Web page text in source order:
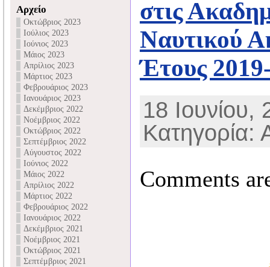
Αρχείο
Οκτώβριος 2023
Ιούλιος 2023
Ιούνιος 2023
Μάιος 2023
Απρίλιος 2023
Μάρτιος 2023
Φεβρουάριος 2023
Ιανουάριος 2023
Δεκέμβριος 2022
Νοέμβριος 2022
Οκτώβριος 2022
Σεπτέμβριος 2022
Αύγουστος 2022
Ιούνιος 2022
Μάιος 2022
Απρίλιος 2022
Μάρτιος 2022
Φεβρουάριος 2022
Ιανουάριος 2022
Δεκέμβριος 2021
Νοέμβριος 2021
Οκτώβριος 2021
Σεπτέμβριος 2021
στις
Ναυτικού
Έτους
18
Κατηγορία:
Comments